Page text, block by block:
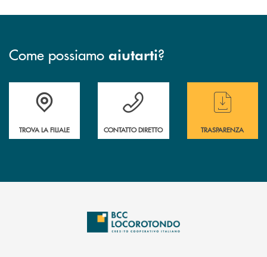
Come possiamo aiutarti?
Accedi all' elenco completo delle filiali
TROVA LA FILIALE
Hai bisogno di assistenza immediata ?
CONTATTO DIRETTO
Hai bisogno di
TRASPARENZA